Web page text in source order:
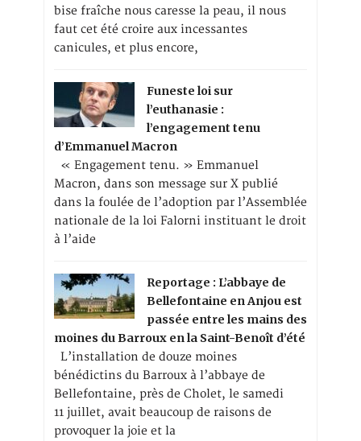
bise fraîche nous caresse la peau, il nous
faut cet été croire aux incessantes
canicules, et plus encore,
Funeste loi sur
l’euthanasie :
l’engagement tenu
d’Emmanuel Macron
« Engagement tenu. » Emmanuel
Macron, dans son message sur X publié
dans la foulée de l’adoption par l’Assemblée
nationale de la loi Falorni instituant le droit
à l’aide
Reportage : L’abbaye de
Bellefontaine en Anjou est
passée entre les mains des
moines du Barroux en la Saint-Benoît d’été
L’installation de douze moines
bénédictins du Barroux à l’abbaye de
Bellefontaine, près de Cholet, le samedi
11 juillet, avait beaucoup de raisons de
provoquer la joie et la